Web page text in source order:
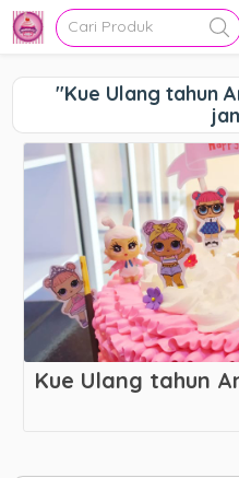
"Kue Ulang tahun
Kue Ulang tahun